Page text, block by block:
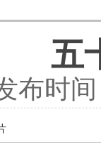
五
布时